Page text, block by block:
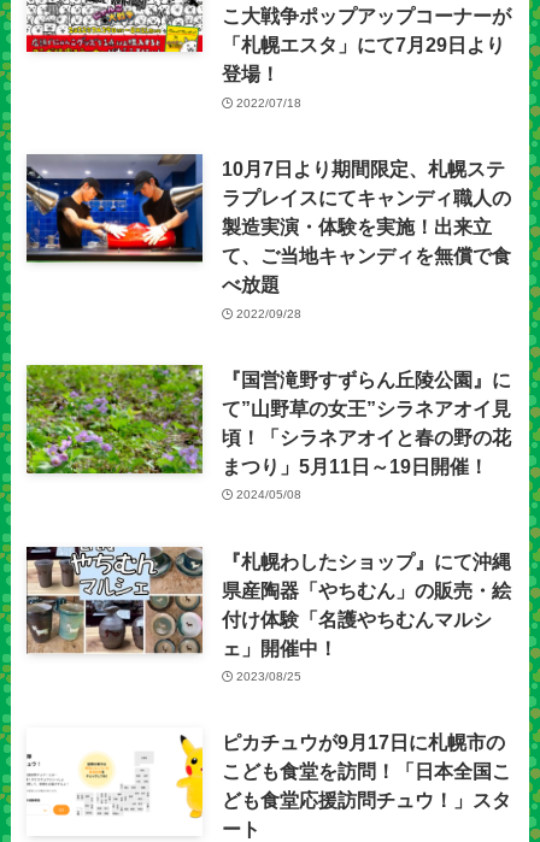
こ大戦争ポップアップコーナーが
「札幌エスタ」にて7月29日より
登場！
2022/07/18
10月7日より期間限定、札幌ステ
ラプレイスにてキャンディ職人の
製造実演・体験を実施！出来立
て、ご当地キャンディを無償で食
べ放題
2022/09/28
『国営滝野すずらん丘陵公園』に
て”山野草の女王”シラネアオイ見
頃！「シラネアオイと春の野の花
まつり」5月11日～19日開催！
2024/05/08
『札幌わしたショップ』にて沖縄
県産陶器「やちむん」の販売・絵
付け体験「名護やちむんマルシ
ェ」開催中！
2023/08/25
ピカチュウが9月17日に札幌市の
こども食堂を訪問！「日本全国こ
ども食堂応援訪問チュウ！」スタ
ート​